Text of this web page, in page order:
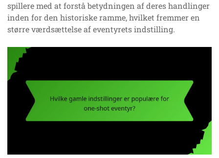
spillere med at forstå betydningen af deres handlinger
inden for den historiske ramme, hvilket fremmer en
større værdsættelse af eventyrets indstilling.